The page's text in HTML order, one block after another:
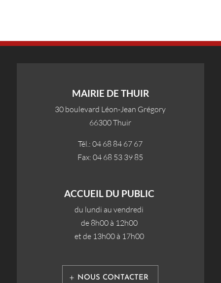
FACEBOOK
MAIRIE DE THUIR
30 boulevard Léon-Jean Grégory
66300 Thuir
Tél.: 04 68 84 67 67
Fax: 04 68 53 39 85
ACCUEIL DU PUBLIC
du lundi au vendredi
de 8h00 à 12h00
et de 13h00 à 17h00
NOUS CONTACTER